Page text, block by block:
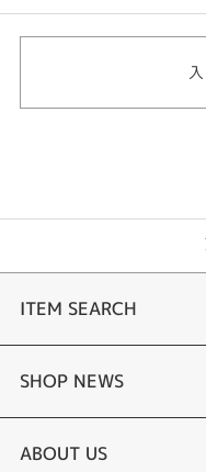
ITEM SEARCH
婚約指輪
結婚指輪
SHOP NEWS
お客様の声
ABOUT US